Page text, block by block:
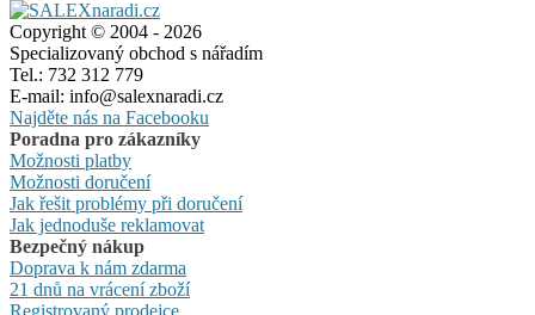
Copyright © 2004 - 2026
Specializovaný obchod s nářadím
Tel.: 732 312 779
E-mail: info@salexnaradi.cz
Najděte nás na Facebooku
Poradna pro zákazníky
Možnosti platby
Možnosti doručení
Jak řešit problémy při doručení
Jak jednoduše reklamovat
Bezpečný nákup
Doprava k nám zdarma
21 dnů na vrácení zboží
Registrovaný prodejce